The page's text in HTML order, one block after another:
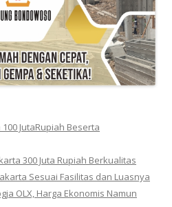
JutaRupiah Beserta
300 Juta Rupiah Berkualitas
Sesuai Fasilitas dan Luasnya
OLX, Harga Ekonomis Namun